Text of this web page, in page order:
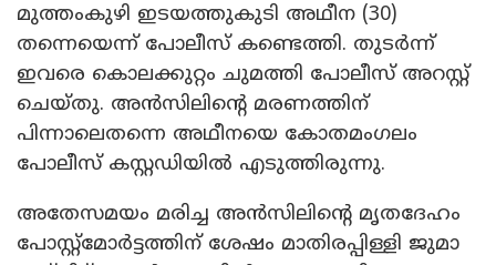
മുത്തംകുഴി ഇടയത്തുകുടി അഥീന (30)
തന്നെയെന്ന് പോലീസ് കണ്ടെത്തി. തുടർന്ന്
ഇവരെ കൊലക്കുറ്റം ചുമത്തി പോലീസ് അറസ്റ്റ്
ചെയ്തു. അൻസിലിന്റെ മരണത്തിന്
പിന്നാലെതന്നെ അഥീനയെ കോതമംഗലം
പോലീസ് കസ്റ്റഡിയിൽ എടുത്തിരുന്നു.
അതേസമയം മരിച്ച അൻസിലിന്റെ മൃതദേഹം
പോസ്റ്റ്മോർട്ടത്തിന് ശേഷം മാതിരപ്പിള്ളി ജുമാ